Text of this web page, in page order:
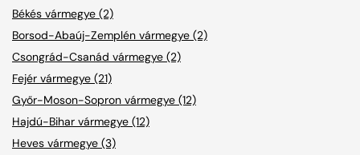
Békés vármegye (2)
Borsod-Abaúj-Zemplén vármegye (2)
Csongrád-Csanád vármegye (2)
Fejér vármegye (21)
Győr-Moson-Sopron vármegye (12)
Hajdú-Bihar vármegye (12)
Heves vármegye (3)